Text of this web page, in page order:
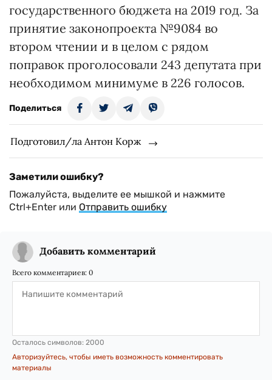
государственного бюджета на 2019 год. За
принятие законопроекта №9084 во
втором чтении и в целом с рядом
поправок проголосовали 243 депутата при
необходимом минимуме в 226 голосов.
Поделиться
Подготовил/ла Антон Корж
Заметили ошибку?
Пожалуйста, выделите ее мышкой и нажмите
Ctrl+Enter или Отправить ошибку
Добавить комментарий
Всего комментариев: 0
Осталось символов: 2000
Авторизуйтесь, чтобы иметь возможность комментировать
материалы